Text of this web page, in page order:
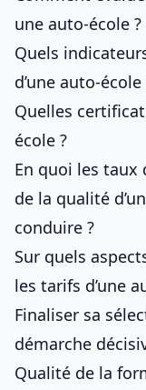
une auto-école ?
Quels
d’une auto-école
Quelles
école ?
En quoi les taux
de la qualité
conduire ?
Sur quels
les tarifs d’une
Finaliser sa
démarche
Qualité de la